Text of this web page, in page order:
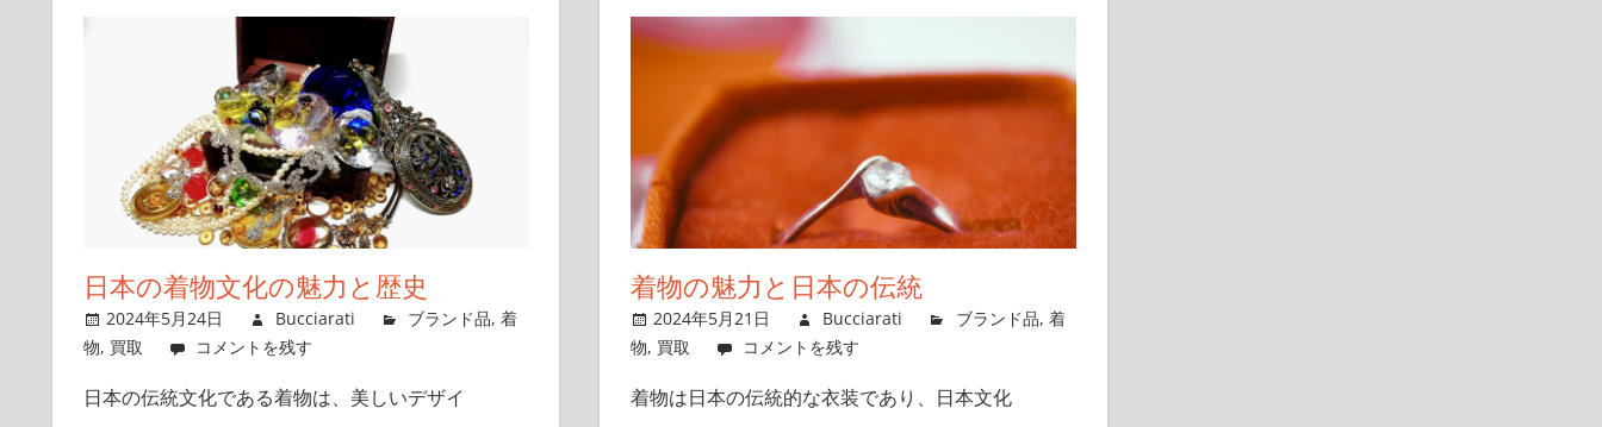
日本の着物文化の魅力と歴史
2024年5月24日 Bucciarati ブランド品,着
物, 買取 コメントを残す
日本の伝統文化である着物は、美しいデザイ
着物の魅力と日本の伝統
2024年5月21日 Bucciarati ブランド品, 着
物, 買取 コメントを残す
着物は日本の伝統的な衣装であり、日本文化